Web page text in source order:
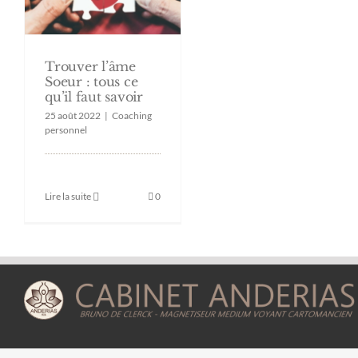
tous ce qu’il faut
savoir
Trouver l’âme
Soeur : tous ce
qu’il faut savoir
25 août 2022 | Coaching
personnel
Lire la suite 0